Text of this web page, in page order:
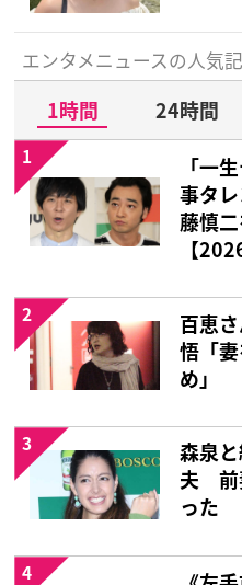
エンタメニュースの人気
1時間 24時間
「一
事タ
藤慎
【
1
百恵
悟「
め」
2
森泉
夫 前
った
3
4